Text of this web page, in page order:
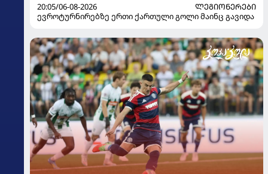
20:05/06-08-2026
ᲚᲔᲒᲘᲝᲜᲔᲠᲔᲑᲘ
ევროტურნირებზე ერთი ქართული გოლი მაინც გავიდა